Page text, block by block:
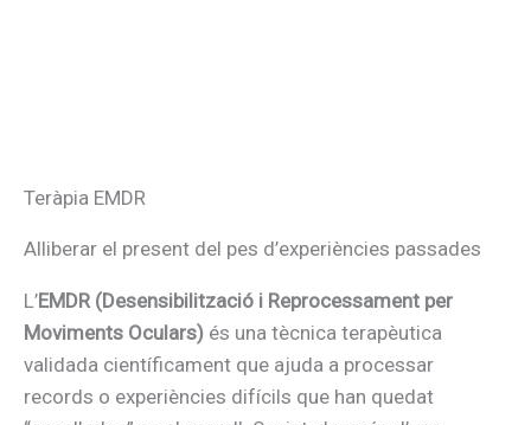
Teràpia EMDR
Alliberar el present del pes d’experiències passades
L’EMDR (Desensibilització i Reprocessament per
Moviments Oculars) és una tècnica terapèutica
validada científicament que ajuda a processar
records o experiències difícils que han quedat